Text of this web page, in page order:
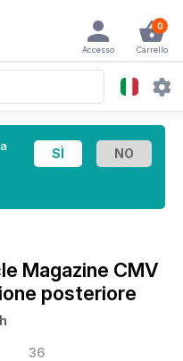
0
Carrello
Accesso
Magazine CMV
posteriore
36